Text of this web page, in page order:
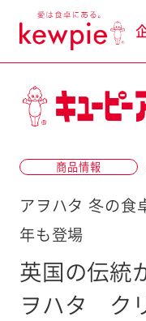
商品情報
アヲハタ 冬の食
年も登場
英国の伝統
ヲハタ ク